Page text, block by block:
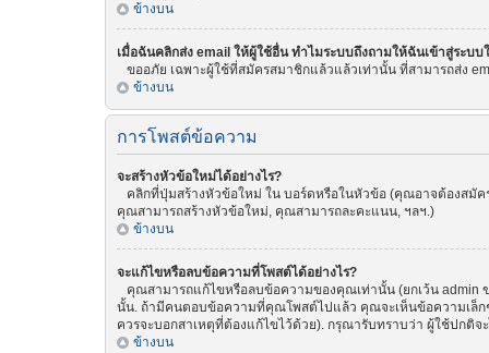
ข้างบน
เมื่อฉันคลิกส่ง email ให้ผู้ใช้อื่น ทำไมระบบถึงถามให้ฉันเข้าสู่ระบบ
ขออภัย เฉพาะผู้ใช้ที่สมัครสมาชิกแล้วแล้วเท่านั้น ที่สามารถส่ง
ข้างบน
การโพสต์ข้อความ
จะสร้างหัวข้อใหม่ได้อย่างไร?
คลิกที่ปุ่มสร้างหัวข้อใหม่ ใน บอร์ดหรือในหัวข้อ (คุณอาจต้องสมั
คุณสามารถสร้างหัวข้อใหม่, คุณสามารถละคะแนน, ฯลฯ.)
ข้างบน
จะแก้ไขหรือลบข้อความที่โพสต์ได้อย่างไร?
คุณสามารถแก้ไขหรือลบข้อความของคุณเท่านั้น (ยกเว้น admin
นั้น. ถ้ามีคนตอบข้อความที่คุณโพสต์ไปแล้ว คุณจะเห็นข้อความเล็ก
ควรจะบอกสาเหตุที่ต้องแก้ไขไว้ด้วย). กรุณารับทราบว่า ผู้ใช้ปกติ
ข้างบน